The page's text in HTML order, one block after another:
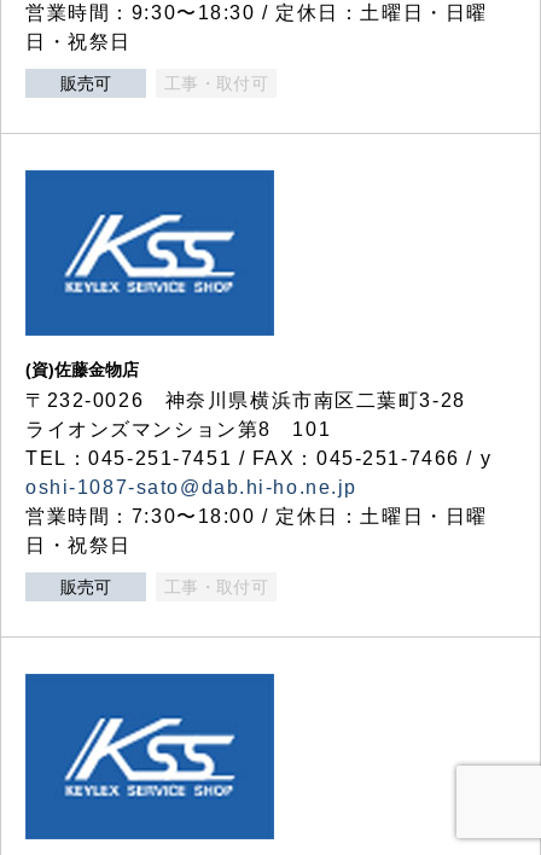
営業時間：9:30〜18:30 / 定休日：土曜日・日曜
日・祝祭日
販売可 工事・取付可
(資)佐藤金物店
〒232-0026 神奈川県横浜市南区二葉町3-28
ライオンズマンション第8 101
TEL：045-251-7451 / FAX：045-251-7466 / y
oshi-1087-sato@dab.hi-ho.ne.jp
営業時間：7:30〜18:00 / 定休日：土曜日・日曜
日・祝祭日
販売可 工事・取付可